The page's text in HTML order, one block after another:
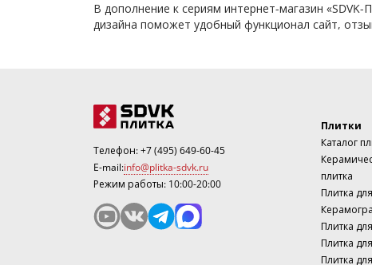
В дополнение к сериям интернет-магазин
дизайна поможет удобный функционал сайт,
Телефон:+7 (495) 649-60-45
E-mail:info@plitka-sdvk.ru
Режим работы: 10:00-20:00
Плитки
Каталог
плитка
Плитка
Плитка
Плитка
Плитка